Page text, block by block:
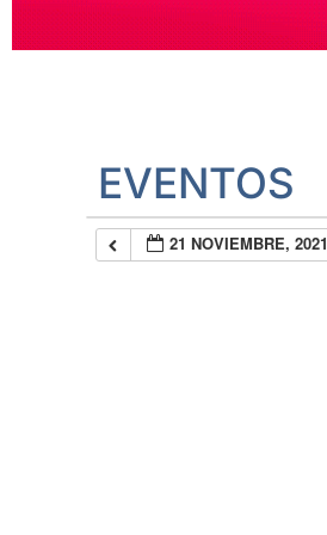
EVENTOS
21 NOVIEMBRE, 2021